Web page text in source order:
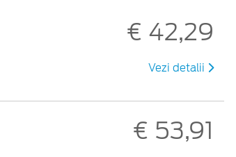
€ 42,29
Vezi detalii
€ 53,91